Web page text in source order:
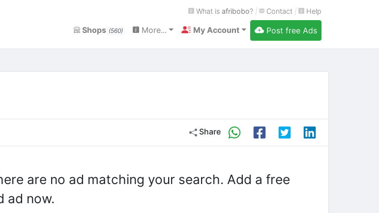
What is afribobo? | Contact | Help
Shops (560) More... My Account Post free Ads
Share
are no ad matching your search. Add a free
ad now.